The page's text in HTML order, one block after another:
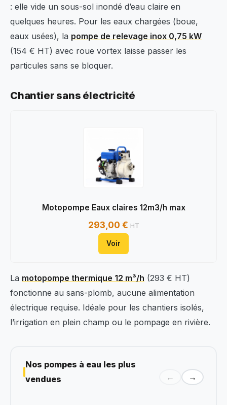
: elle vide un sous-sol inondé d’eau claire en
quelques heures. Pour les eaux chargées (boue,
eaux usées), la pompe de relevage inox 0,75 kW
(154 € HT) avec roue vortex laisse passer les
particules sans se bloquer.
Chantier sans électricité
Motopompe Eaux claires 12m3/h max
293,00 € HT
Voir
La motopompe thermique 12 m³/h (293 € HT)
fonctionne au sans-plomb, aucune alimentation
électrique requise. Idéale pour les chantiers isolés,
l’irrigation en plein champ ou le pompage en rivière.
Nos pompes à eau les plus
vendues
← →